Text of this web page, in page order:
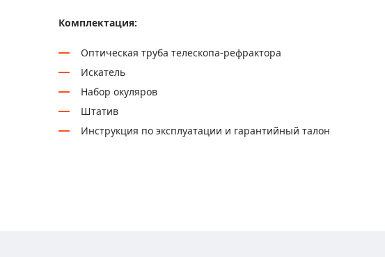
Комплектация:
Оптическая труба телескопа-рефрактора
Искатель
Набор окуляров
Штатив
Инструкция по эксплуатации и гарантийный талон